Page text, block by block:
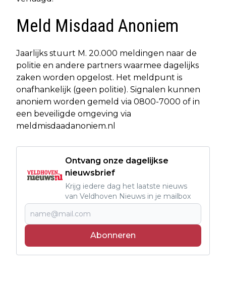
Meld Misdaad Anoniem
Jaarlijks stuurt M. 20.000 meldingen naar de
politie en andere partners waarmee dagelijks
zaken worden opgelost. Het meldpunt is
onafhankelijk (geen politie). Signalen kunnen
anoniem worden gemeld via 0800-7000 of in
een beveiligde omgeving via
meldmisdaadanoniem.nl
Ontvang onze dagelijkse
nieuwsbrief
Krijg iedere dag het laatste nieuws
van Veldhoven Nieuws in je mailbox
Abonneren